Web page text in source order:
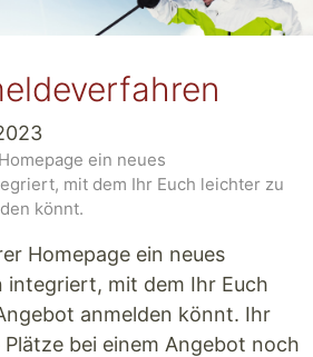
ein neues
mit dem Ihr Euch leichter zu
könnt.
Homepage ein neues
integriert, mit dem Ihr Euch
anmelden könnt. Ihr
bei einem Angebot noch